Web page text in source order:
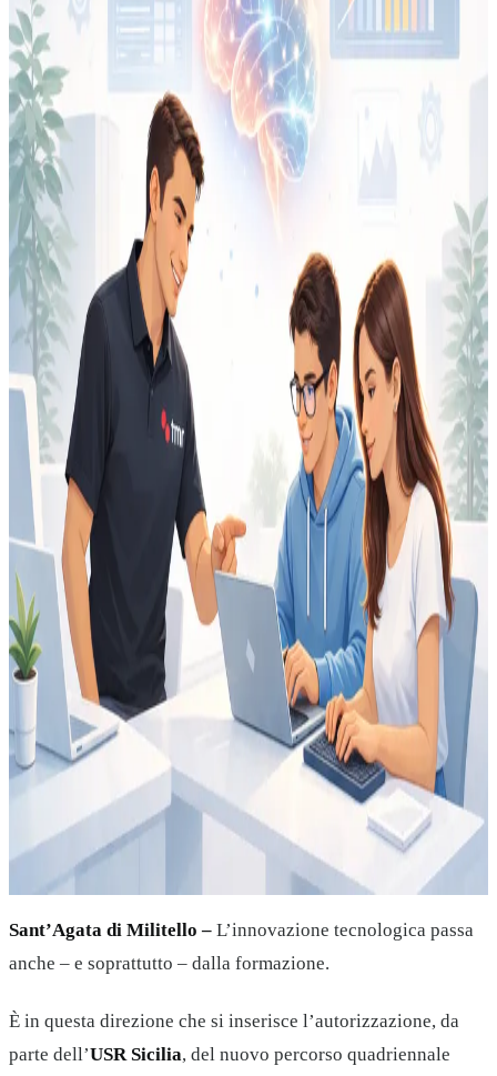
Sant’Agata di Militello – L’innovazione tecnologica passa
anche – e soprattutto – dalla formazione.
È in questa direzione che si inserisce l’autorizzazione, da
parte dell’USR Sicilia, del nuovo percorso quadriennale